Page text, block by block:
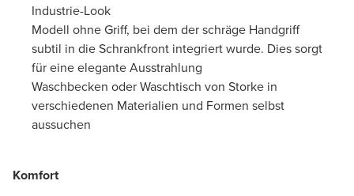
Industrie-Look
Modell ohne Griff, bei dem der schräge Handgriff
subtil in die Schrankfront integriert wurde. Dies sorgt
für eine elegante Ausstrahlung
Waschbecken oder Waschtisch von Storke in
verschiedenen Materialien und Formen selbst
aussuchen
Komfort